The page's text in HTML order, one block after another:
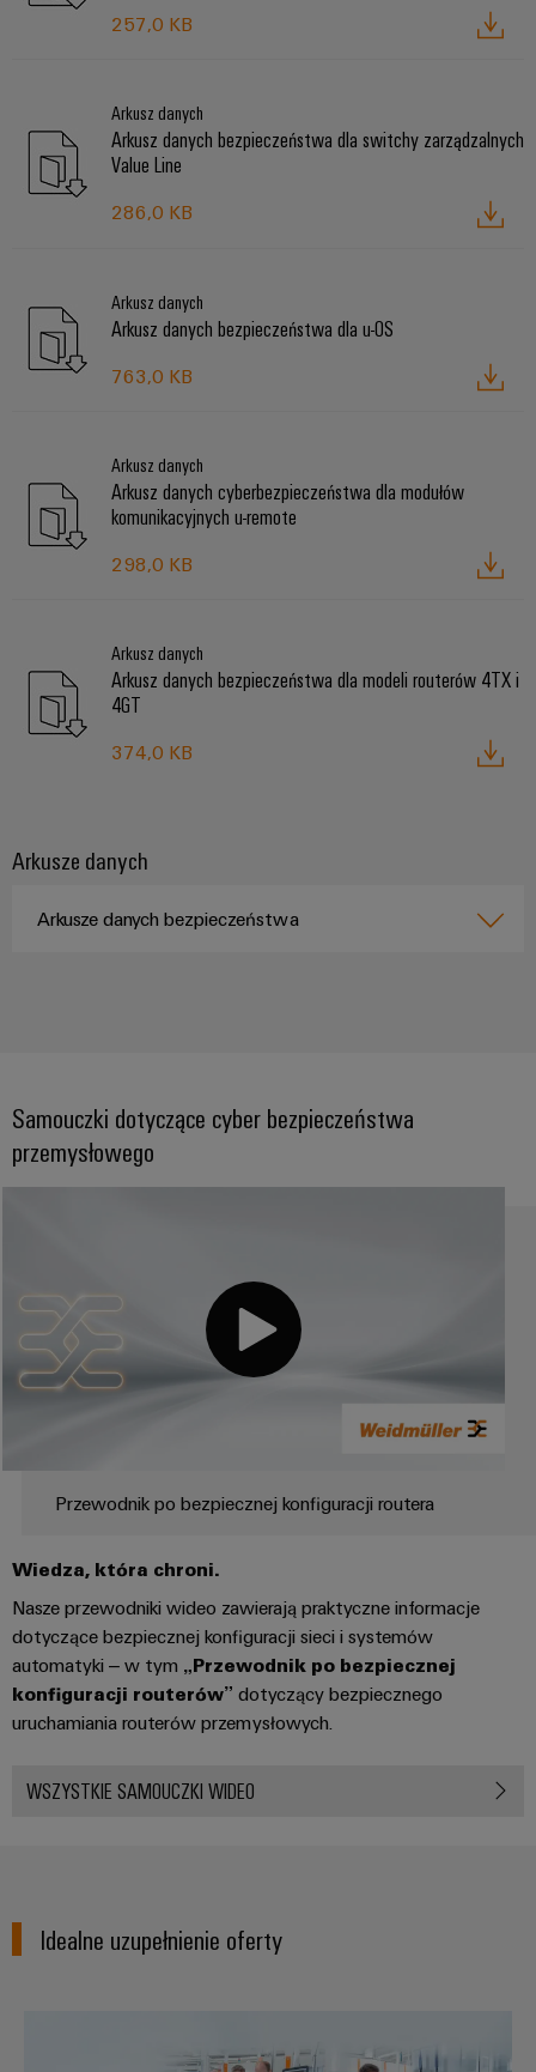
257,0 KB
Arkusz danych
Arkusz danych bezpieczeństwa dla switchy zarządzalnych
Value Line
286,0 KB
Arkusz danych
Arkusz danych bezpieczeństwa dla u-OS
763,0 KB
Arkusz danych
Arkusz danych cyberbezpieczeństwa dla modułów
komunikacyjnych u-remote
298,0 KB
Arkusz danych
Arkusz danych bezpieczeństwa dla modeli routerów 4TX i
4GT
374,0 KB
Arkusze danych
Arkusze danych bezpieczeństwa
Samouczki dotyczące cyber bezpieczeństwa
przemysłowego
Przewodnik po bezpiecznej konfiguracji routera
Wiedza, która chroni.
Nasze przewodniki wideo zawierają praktyczne informacje
dotyczące bezpiecznej konfiguracji sieci i systemów
automatyki – w tym „Przewodnik po bezpiecznej
konfiguracji routerów” dotyczący bezpiecznego
uruchamiania routerów przemysłowych.
WSZYSTKIE SAMOUCZKI WIDEO
Idealne uzupełnienie oferty